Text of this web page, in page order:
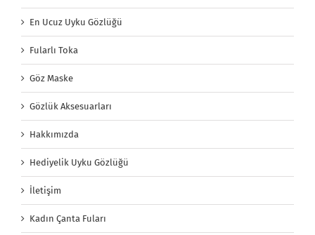
En Ucuz Uyku Gözlüğü
Fularlı Toka
Göz Maske
Gözlük Aksesuarları
Hakkımızda
Hediyelik Uyku Gözlüğü
İletişim
Kadın Çanta Fuları